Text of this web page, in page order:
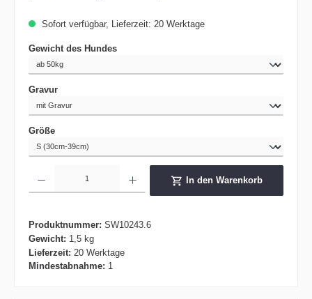
Sofort verfügbar, Lieferzeit: 20 Werktage
Gewicht des Hundesauswählen
Gravurauswählen
Größeauswählen
In den Warenkorb
Produktnummer: SW10243.6
Gewicht: 1,5 kg
Lieferzeit: 20 Werktage
Mindestabnahme: 1